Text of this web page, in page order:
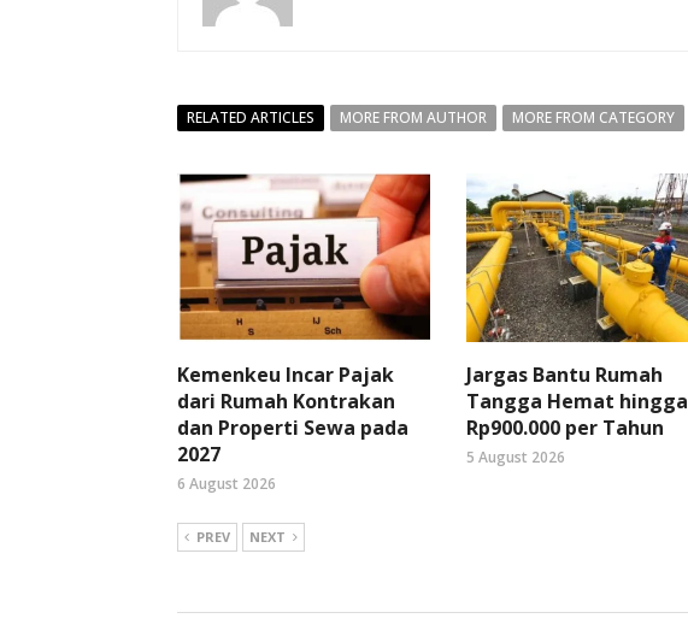
RELATED ARTICLES MORE FROM AUTHOR MORE FROM CATEGORY
Kemenkeu Incar Pajak
dari Rumah Kontrakan
dan Properti Sewa pada
2027
6 August 2026
Jargas Bantu Rumah
Tangga Hemat hingga
Rp900.000 per Tahun
5 August 2026
PREV NEXT